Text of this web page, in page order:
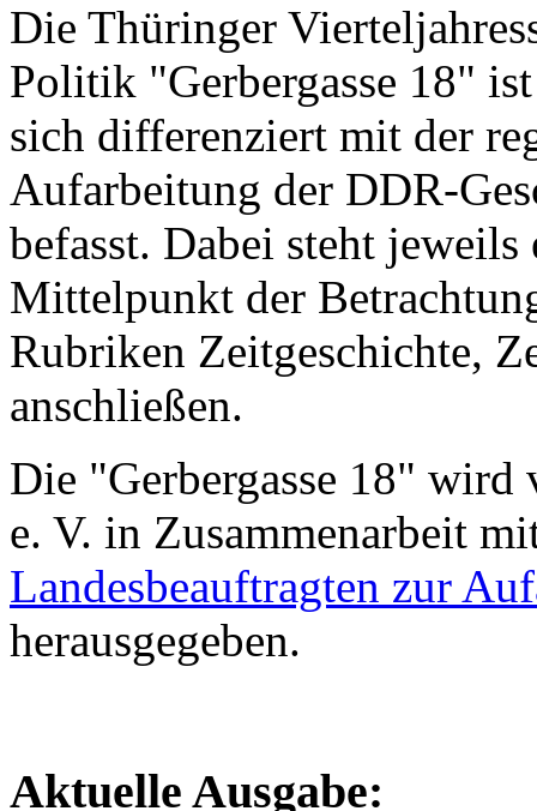
Die Thüringer
Politik "Gerbergasse 18"
sich differenziert mit der
Aufarbeitung der DDR-
befasst. Dabei steht
Mittelpunkt der
Rubriken Zeitgeschichte,
anschließen.
Die "Gerbergasse 18" wird
e. V. in Zusammenarbeit
Landesbeauftragten zur
herausgegeben.
Aktuelle Ausgabe: